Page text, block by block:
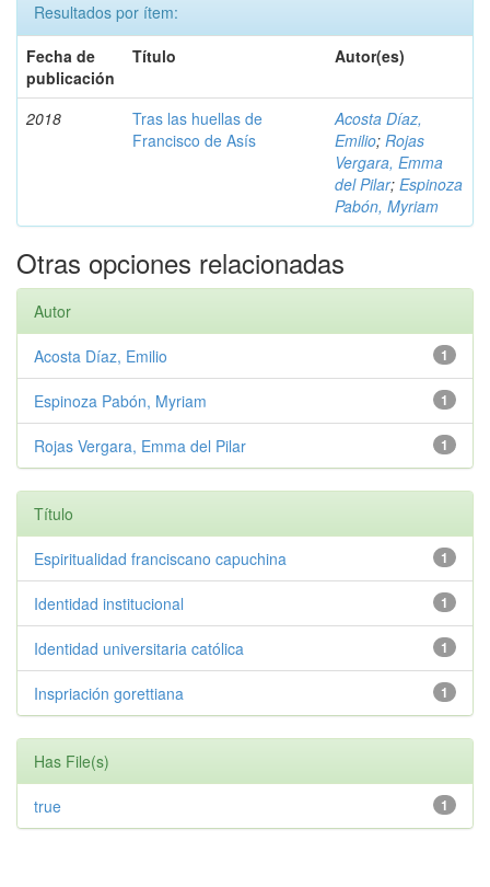
Resultados por ítem:
Fecha de
publicación
Título Autor(es)
2018
Tras las huellas de
Francisco de Asís
Acosta Díaz,
Emilio; Rojas
Vergara, Emma
del Pilar; Espinoza
Pabón, Myriam
Otras opciones relacionadas
Autor
1
Acosta Díaz, Emilio
1
Espinoza Pabón, Myriam
1
Rojas Vergara, Emma del Pilar
Título
1
Espiritualidad franciscano capuchina
1
Identidad institucional
1
Identidad universitaria católica
1
Inspriación gorettiana
Has File(s)
1
true